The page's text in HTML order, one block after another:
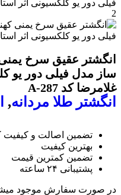
انگشتر عقیق سرخ
ساز مدل فیلی دور یو
غلامرضا کد A-287
انگشتر طلا مردانه,
تضمین اصالت و کیفیت
بهترین کیفیت
تضمین کمترین قیمت
پشتیبانی ۲۴ ساعته
در صورت سفارش موجود